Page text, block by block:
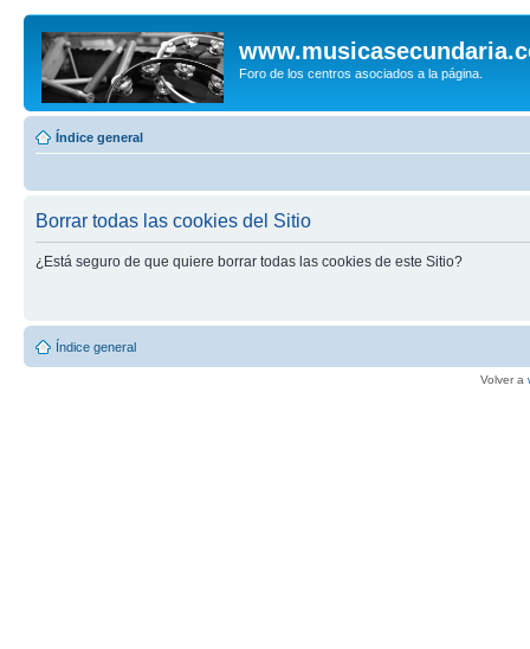
Foro de los centros asociados a la página.
Índice general
Borrar todas las cookies del Sitio
¿Está seguro de que quiere borrar todas las cookies de este Sitio?
Índice general
Volver a